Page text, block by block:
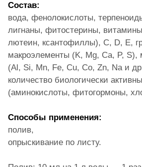
Состав:
вода, фенолокислоты,
лигнаны, фитостерины,
лютеин, ксантофиллы), С, D, Е,
макроэлементы (K, Mg, Ca, P, S),
(Al, Si, Mn, Fe, Cu, Co, Zn, Na и
количество биологически
(аминокислоты, фитогормоны,
Способы применения:
полив,
опрыскивание по листу.